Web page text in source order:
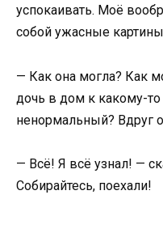
успокаивать. Моё
собой ужасные
— Как она могла? Как
дочь в дом к какому-
ненормальный? Вдруг
— Всё! Я всё узнал! —
Собирайтесь, поехали!